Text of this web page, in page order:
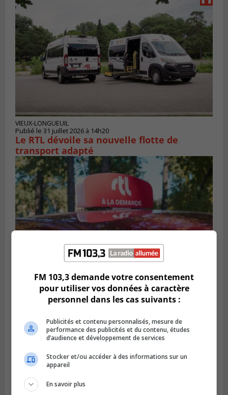
VIEUX-LONGUEUIL
Publié le 31 juillet 2026 à 14h20
Le RTL dévoile sa nouvelle flotte de
transport adapté
BROSSARD
Publié le 31 juillet 2026 à 12h00
Le transport à la demande du RTL prend
FM 103,3 demande votre consentement
pour utiliser vos données à caractère
personnel dans les cas suivants :
Publicités et contenu personnalisés, mesure de
performance des publicités et du contenu, études
d’audience et développement de services
Stocker et/ou accéder à des informations sur un
appareil
En savoir plus